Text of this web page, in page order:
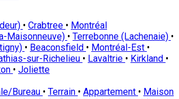
• Crabtree • Montréal
Maisonneuve) • Terrebonne (Lachenaie) •
• Beaconsfield • Montréal-Est •
sur-Richelieu • Lavaltrie • Kirkland •
• Joliette
Bureau • Terrain • Appartement • Maison